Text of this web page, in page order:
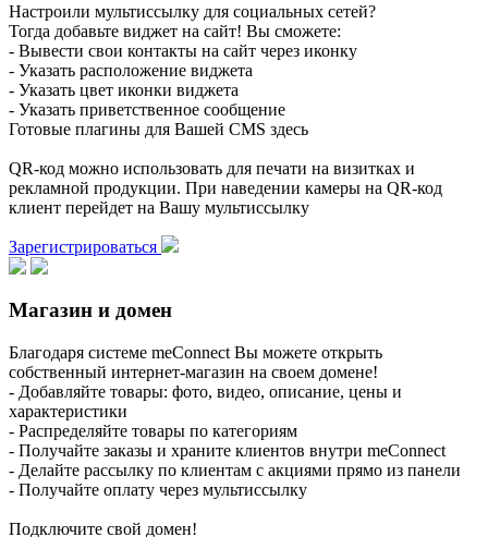
Настроили мультиссылку для социальных сетей?
Тогда добавьте виджет на сайт! Вы сможете:
- Вывести свои контакты на сайт через иконку
- Указать расположение виджета
- Указать цвет иконки виджета
- Указать приветственное сообщение
Готовые плагины для Вашей CMS здесь
QR-код можно использовать для печати на визитках и
рекламной продукции. При наведении камеры на QR-код
клиент перейдет на Вашу мультиссылку
Зарегистрироваться
Магазин и домен
Благодаря системе meConnect Вы можете открыть
собственный интернет-магазин на своем домене!
- Добавляйте товары: фото, видео, описание, цены и
характеристики
- Распределяйте товары по категориям
- Получайте заказы и храните клиентов внутри meConnect
- Делайте рассылку по клиентам с акциями прямо из панели
- Получайте оплату через мультиссылку
Подключите свой домен!